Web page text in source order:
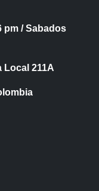
pm /Sabados
Local 211A